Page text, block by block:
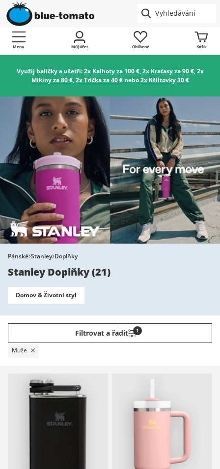
Menu Můj účet Oblíbené Košík
Využij balíčky a ušetři:2x Kalhoty za 100 €,2x Kraťasy za 90 €,2x
Mikiny za 80 €,2x Trička za 40 €nebo2x Kšiltovky 30 €
Pánské Stanley Doplňky
Stanley Doplňky(21)
Domov & Životní styl
Filtrovat a řadit 1
Muže